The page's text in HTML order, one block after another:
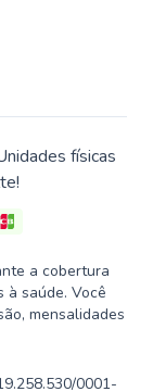
físicas
a cobertura
à saúde. Você
mensalidades
0001-